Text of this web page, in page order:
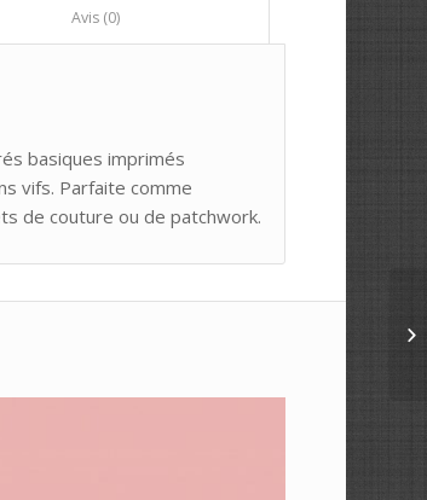
basiques imprimés
vifs. Parfaite comme
de couture ou de patchwork.